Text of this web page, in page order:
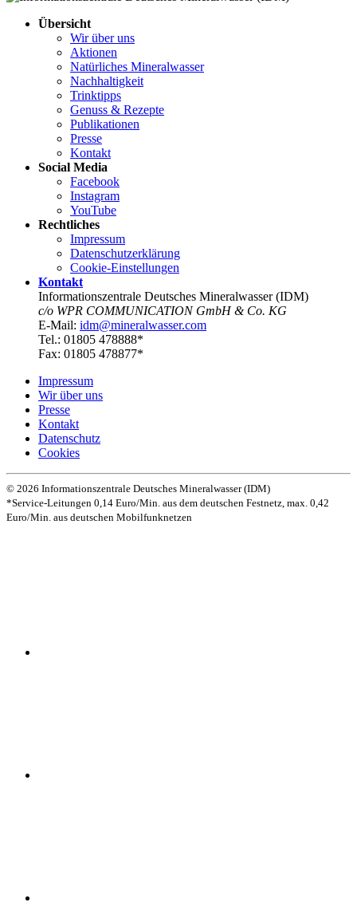
Übersicht
Wir über uns
Aktionen
Natürliches Mineralwasser
Nachhaltigkeit
Trinktipps
Genuss & Rezepte
Publikationen
Presse
Kontakt
Social Media
Facebook
Instagram
YouTube
Rechtliches
Impressum
Datenschutz­erklärung
Cookie-Einstellungen
Kontakt
Informationszentrale Deutsches Mineralwasser (IDM)
c/o WPR COMMUNICATION GmbH & Co. KG
E-Mail: idm@mineralwasser.com
Tel.: 01805 478888*
Fax: 01805 478877*
Impressum
Wir über uns
Presse
Kontakt
Datenschutz­
Cookies
© 2026 Informationszentrale Deutsches Mineralwasser (IDM)
*Service-Leitungen 0,14 Euro/Min. aus dem deutschen Festnetz, max. 0,42
Euro/Min. aus deutschen Mobilfunknetzen